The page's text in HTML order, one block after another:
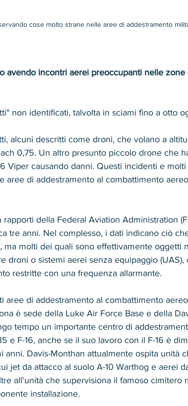
cose molto strane nelle aree di addestramento
avendo incontri aerei preoccupanti nelle
non identificati, talvolta in sciami fino a otto
alcuni descritti come droni, che volano a
0,75. Un altro presunto piccolo drone che
Viper causando danni. Questi incidenti e
aree di addestramento al combattimento
della Federal Aviation Administration
tre anni. Nel complesso, i dati indicano ciò
ma molti dei quali sono effettivamente oggetti
droni o sistemi aerei senza equipaggio
restritte con una frequenza allarmante.
aree di addestramento al combattimento
è sede della Luke Air Force Base e della
tempo un importante centro di
e F-16, anche se il suo lavoro con il F-16 è
anni. Davis-Monthan attualmente ospita unità
jet da attacco al suolo A-10 Warthog e aerei
all'unità che supervisiona il famoso cimitero
installazione.